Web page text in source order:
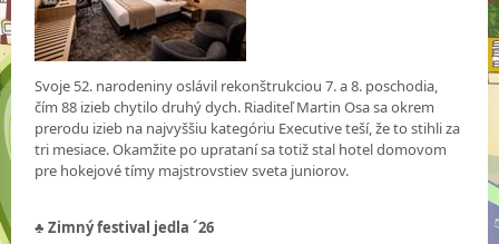
Svoje 52. narodeniny oslávil rekonštrukciou 7. a 8. poschodia,
čím 88 izieb chytilo druhý dych. Riaditeľ Martin Osa sa okrem
prerodu izieb na najvyššiu kategóriu Executive teší, že to stihli za
tri mesiace. Okamžite po uprataní sa totiž stal hotel domovom
pre hokejové tímy majstrovstiev sveta juniorov.
♣ Zimný festival jedla ´26